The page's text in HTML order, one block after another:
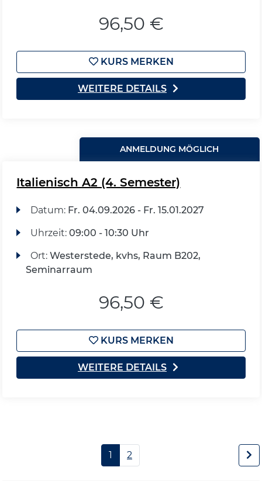
96,50 €
KURS MERKEN
WEITERE DETAILS
ANMELDUNG MÖGLICH
Italienisch A2 (4. Semester)
Datum: Fr. 04.09.2026 - Fr. 15.01.2027
Uhrzeit: 09:00 - 10:30 Uhr
Ort: Westerstede, kvhs, Raum B202,
Seminarraum
96,50 €
KURS MERKEN
WEITERE DETAILS
1 2